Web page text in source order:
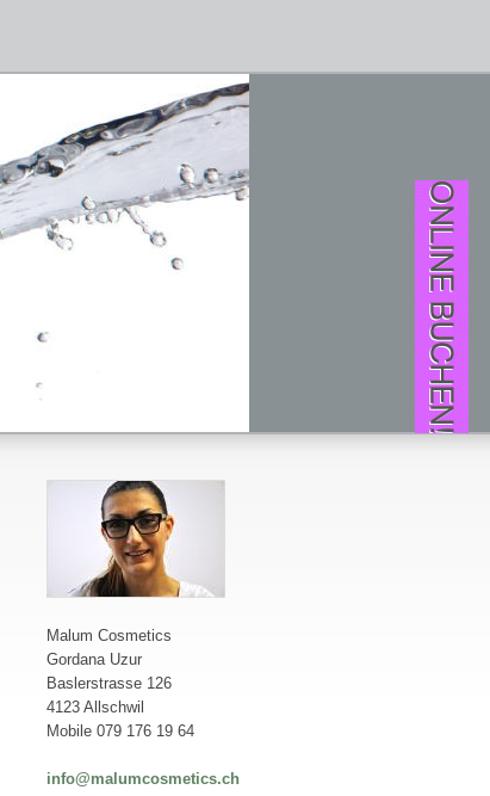
Malum Cosmetics
Gordana Uzur
Baslerstrasse 126
4123 Allschwil
Mobile 079 176 19 64
info@malumcosmetics.ch